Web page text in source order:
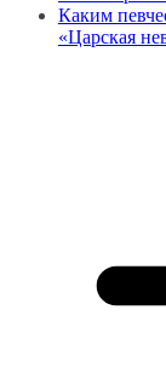
Каким
«Царская